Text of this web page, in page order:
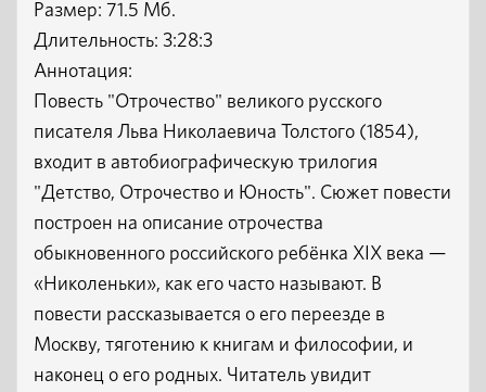
Размер: 71.5 Мб.
Длительность: 3:28:3
Аннотация:
Повесть "Отрочество" великого русского
писателя Льва Николаевича Толстого (1854),
входит в автобиографическую трилогия
"Детство, Отрочество и Юность". Сюжет повести
построен на описание отрочества
обыкновенного российского ребёнка XIX века —
«Николеньки», как его часто называют. В
повести рассказывается о его переезде в
Москву, тяготению к книгам и философии, и
наконец о его родных. Читатель увидит